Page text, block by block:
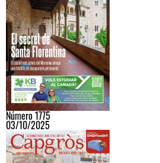
Número 1775
03/10/2025